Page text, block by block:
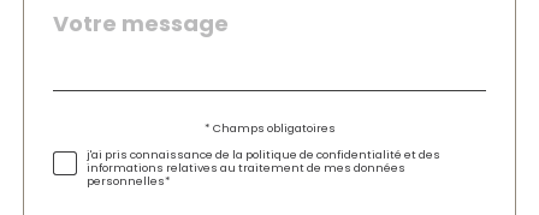
Fieldset
par
Message
*
* Champs obligatoires
j'ai pris connaissance de la politique de confidentialité et des
informations relatives au traitement de mes données
personnelles*